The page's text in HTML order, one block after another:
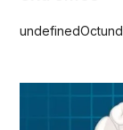
undefinedOct